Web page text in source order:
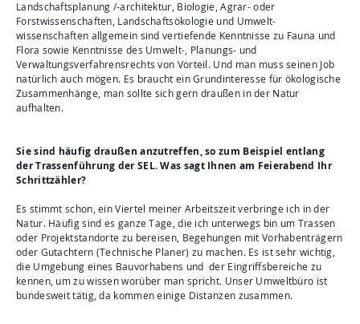
Landschaftsplanung /-architektur, Biologie, Agrar- oder
Forstwissenschaften, Landschaftsökologie und Umwelt-
wissenschaften allgemein sind vertiefende Kenntnisse zu Fauna und
Flora sowie Kenntnisse des Umwelt-, Planungs- und
Verwaltungsverfahrensrechts von Vorteil. Und man muss seinen Job
natürlich auch mögen. Es braucht ein Grundinteresse für ökologische
Zusammenhänge, man sollte sich gern draußen in der Natur
aufhalten.
Sie sind häufig draußen anzutreffen, so zum Beispiel entlang
der Trassenführung der SEL. Was sagt Ihnen am Feierabend Ihr
Schrittzähler?
Es stimmt schon, ein Viertel meiner Arbeitszeit verbringe ich in der
Natur. Häufig sind es ganze Tage, die ich unterwegs bin um Trassen
oder Projektstandorte zu bereisen, Begehungen mit Vorhabenträgern
oder Gutachtern (Technische Planer) zu machen. Es ist sehr wichtig,
die Umgebung eines Bauvorhabens und der Eingriffsbereiche zu
kennen, um zu wissen worüber man spricht. Unser Umweltbüro ist
bundesweit tätig, da kommen einige Distanzen zusammen.